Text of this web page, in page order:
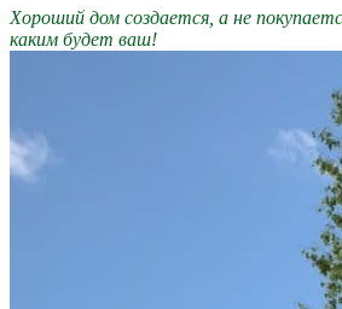
Хороший дом создается, а не
каким будет ваш!